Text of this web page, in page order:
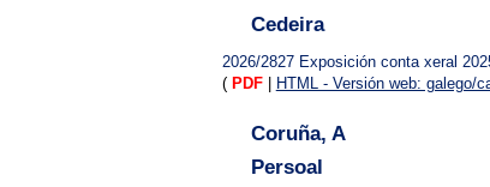
Cedeira
2026/2827 Exposición conta xeral
( PDF | HTML - Versión web: galego/
Coruña, A
Persoal